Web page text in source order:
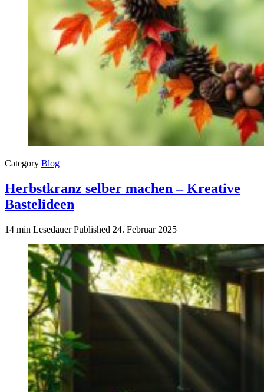
Category Blog
Herbstkranz selber machen – Kreative
Bastelideen
14 min LesedauerPublished 24. Februar 2025